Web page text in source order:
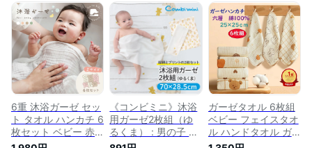
6重 沐浴ガーゼ セッ
ト タオル ハンカチ 6
枚セット ベビー 赤
ちゃん 新生児 ガー
《コンビミニ》沐浴
用ガーゼ2枚組（ゆ
るくま） : 男の子 女
の子 | ガーゼハンカ
ガーゼタオル 6枚組
ベビー フェイスタオ
ル ハンドタオル ガ
ーゼタオル ガーゼハ